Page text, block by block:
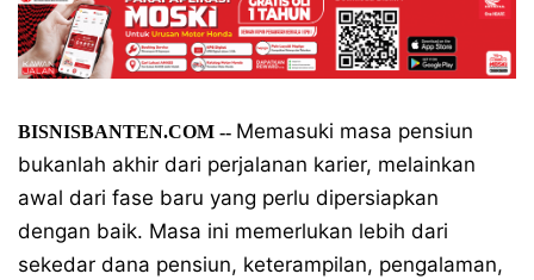
BISNISBANTEN.COM ‐- Memasuki masa pensiun
bukanlah akhir dari perjalanan karier, melainkan
awal dari fase baru yang perlu dipersiapkan
dengan baik. Masa ini memerlukan lebih dari
sekedar dana pensiun, keterampilan, pengalaman,